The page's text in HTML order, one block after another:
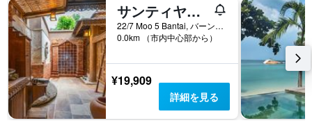
サンティヤコーパンガンリゾート＆スパ
22/7 Moo 5 Bantai, バーン・タイ, タイ
0.0km （市内中心部から）
¥19,909
詳細を見る